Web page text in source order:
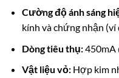
Cường độ ánh sáng
kính và chứng nhận (ví
Dòng tiêu thụ:450mA
Vật liệu vỏ:Hợp kim